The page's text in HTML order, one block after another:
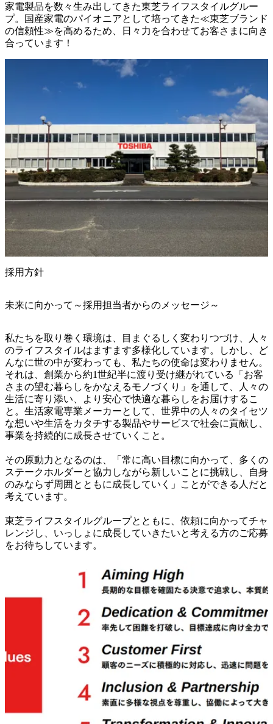
家電製品を数々生み出してきた東芝ライフスタイルグルー
プ。国産家電のパイオニアとして培ってきた≪東芝ブランド
の信頼性≫を高めるため、日々力を合わせてお客さまに向き
合っています！
採用方針
未来に向かって～採用担当者からのメッセージ～
私たちを取り巻く環境は、目まぐるしく変わりつづけ、人々
のライフスタイルはますます多様化しています。しかし、ど
んなに世の中が変わっても、私たちの使命は変わりません。
それは、創業から約1世紀半に渡り受け継がれている「お客
さまの望む暮らしをかなえるモノづくり」を通して、人々の
生活に寄り添い、より安心で快適な暮らしをお届けするこ
と。生活家電専業メーカーとして、世界中の人々のタイセツ
な想いや生活をカタチする製品やサービスで社会に貢献し、
事業を持続的に成長させていくこと。
その原動力となるのは、「常に高い目標に向かって、多くの
ステークホルダーと協力しながら新しいことに挑戦し、自身
のみならず周囲とともに成長していく」ことができる人だと
考えています。
東芝ライフスタイルグループとともに、依頼に向かってチャ
レンジし、いっしょに成長していきたいと考える方のご応募
をお待ちしています。